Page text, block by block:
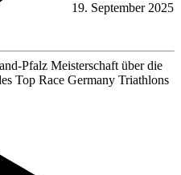
19. September 2025
Pfalz Meisterschaft über die
Top Race Germany Triathlons